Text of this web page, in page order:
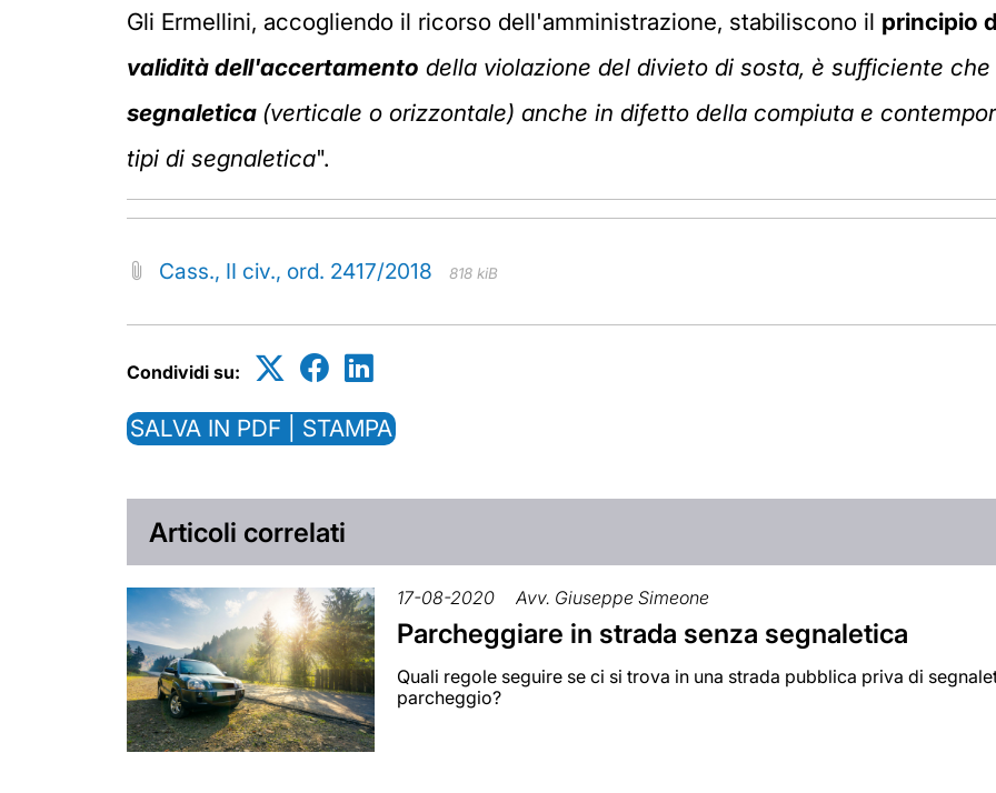
Gli Ermellini, accogliendo il ricorso dell'amministrazione, stabiliscono il principio
validità dell'accertamento della violazione del divieto di sosta, è sufficiente
segnaletica (verticale o orizzontale) anche in difetto della compiuta e
tipi di segnaletica".
Cass., II civ., ord. 2417/2018 818 kiB
Condividi su:
SALVA IN PDF | STAMPA
Articoli correlati
17-08-2020 Avv. Giuseppe Simeone
Parcheggiare in strada senza segnaletica
Quali regole seguire se ci si trova in una strada pubblica priva di
parcheggio?